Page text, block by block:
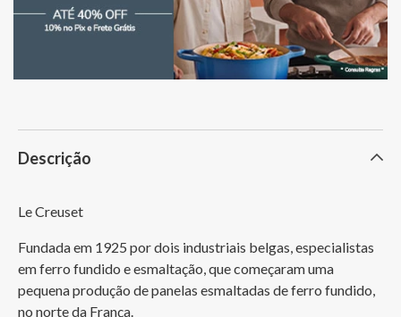
Descrição
Le Creuset
Fundada em 1925 por dois industriais belgas, especialistas
em ferro fundido e esmaltação, que começaram uma
pequena produção de panelas esmaltadas de ferro fundido,
no norte da França.